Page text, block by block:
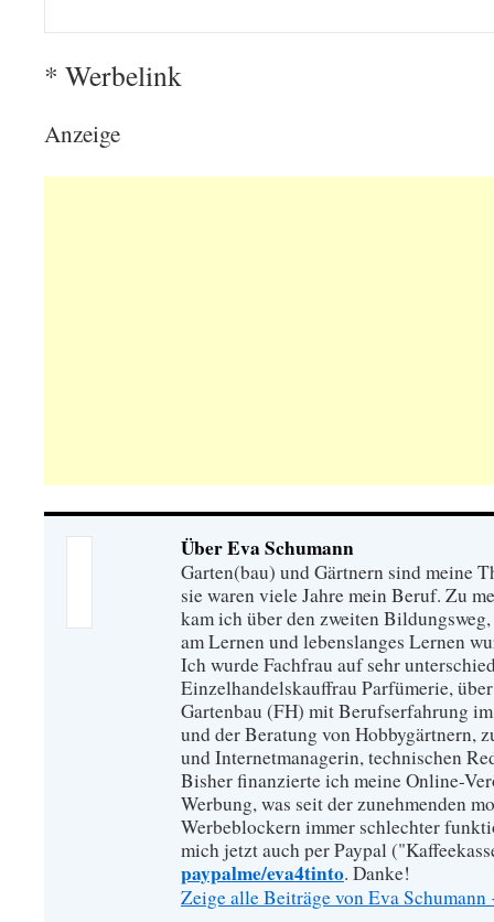
* Werbelink
Anzeige
Über Eva Schumann
Garten(bau) und Gärtnern sind meine
sie waren viele Jahre mein Beruf. Zu
kam ich über den zweiten
am Lernen und lebenslanges Lernen
Ich wurde Fachfrau auf sehr
Einzelhandelskauffrau Parfümerie,
Gartenbau (FH) mit Berufserfahrung
und der Beratung von Hobbygärtnern,
und Internetmanagerin, technischen
Bisher finanzierte ich meine Online-
Werbung, was seit der zunehmenden
Werbeblockern immer schlechter
mich jetzt auch per Paypal
paypalme/eva4tinto. Danke!
Zeige alle Beiträge von Eva Schumann